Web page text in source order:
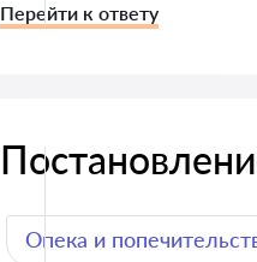
Перейти к ответу
Опека и